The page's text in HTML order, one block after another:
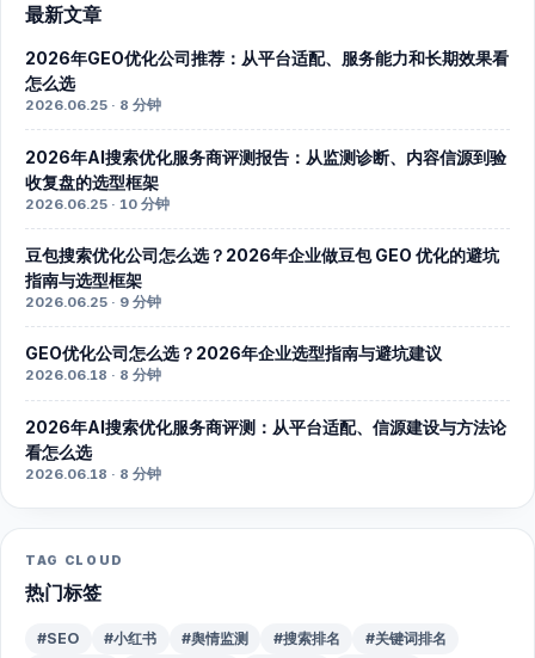
最新文章
2026年GEO优化公司推荐：从平台适配、服务能力和长期效果看
怎么选
2026.06.25 · 8 分钟
2026年AI搜索优化服务商评测报告：从监测诊断、内容信源到验
收复盘的选型框架
2026.06.25 · 10 分钟
豆包搜索优化公司怎么选？2026年企业做豆包 GEO 优化的避坑
指南与选型框架
2026.06.25 · 9 分钟
GEO优化公司怎么选？2026年企业选型指南与避坑建议
2026.06.18 · 8 分钟
2026年AI搜索优化服务商评测：从平台适配、信源建设与方法论
看怎么选
2026.06.18 · 8 分钟
TAG CLOUD
热门标签
#SEO #小红书 #舆情监测 #搜索排名
#关键词排名